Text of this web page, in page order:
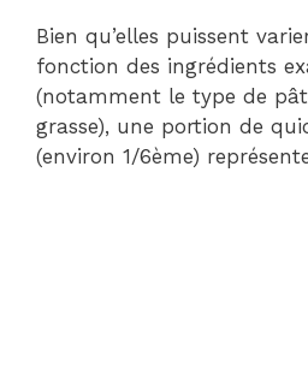
Bien qu’elles puissent
fonction des ingrédients
(notamment le type de
grasse), une portion de
(environ 1/6ème)